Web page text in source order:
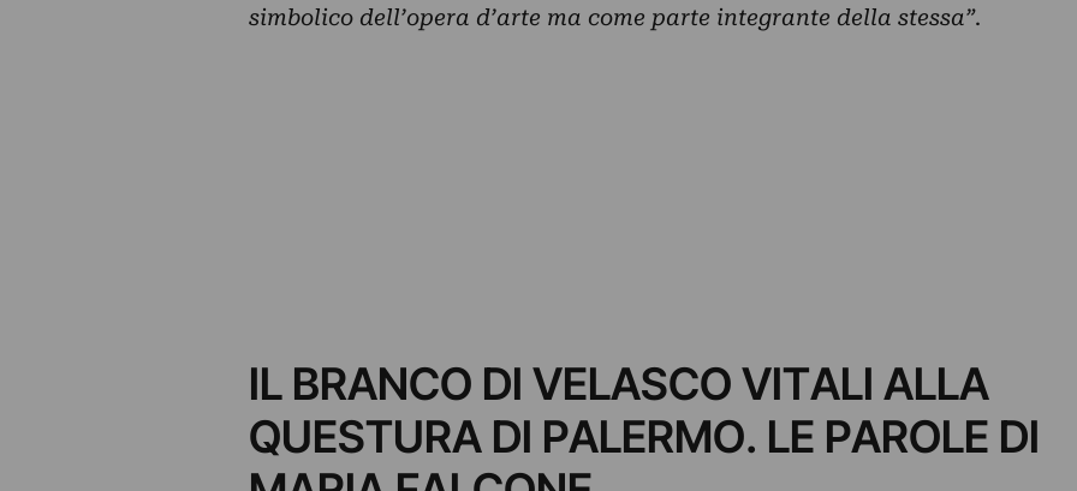
simbolico dell’opera d’arte ma come parte integrante della stessa”.
IL BRANCO DI VELASCO VITALI ALLA
QUESTURA DI PALERMO. LE PAROLE DI